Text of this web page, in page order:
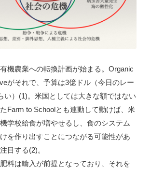
機農業への転換計画が始まる。Organic
がそれで、予算は3億ドル（今日のレー
い）(1)。米国としては大きな額ではない
Farm to Schoolとも連動して動けば、米
学校給食が増やせるし、食のシステム
を作り出すことにつながる可能性があ
目する(2)。
料は輸入が前提となっており、それを